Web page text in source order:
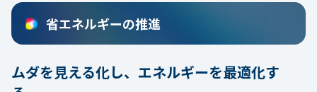
省エネルギーの推進
ムダを見える化し、エネルギーを最適化す